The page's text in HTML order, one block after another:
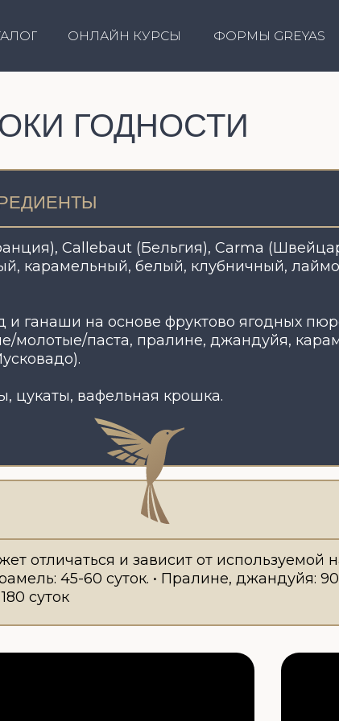
ФОРМЫ GREYAS
ОНЛАЙН КУРСЫ
ГОДНОСТИ
на основе фруктово ягодных пюре фирмы
вафельная крошка.
и зависит от используемой начинки: •
45-60 суток. • Пралине, джандуйя: 90 суток. •